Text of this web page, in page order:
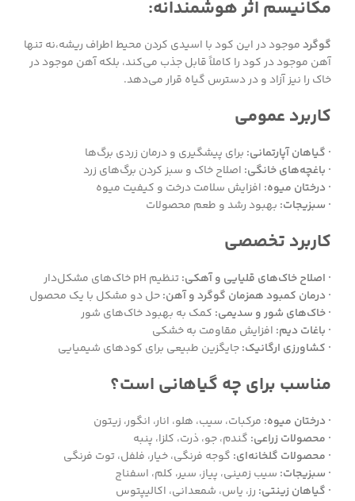
مکانیسم اثر هوشمندانه:
گوگردموجود در این کود با اسیدی کردن محیط اطراف ریشه،نه تنها
آهن موجود در کود را کاملاً قابل جذب می‌کند، بلکه آهن موجود در
خاک را نیز آزاد و در دسترس گیاه قرار می‌دهد.
کاربرد عمومی
· گیاهان آپارتمانی: برای پیشگیری و درمان زردی برگ‌ها
· باغچه‌های خانگی: اصلاح خاک و سبز کردن برگ‌های زرد
· درختان میوه: افزایش سلامت درخت و کیفیت میوه
· سبزیجات: بهبود رشد و طعم محصولات
کاربرد تخصصی
· اصلاح خاک‌های قلیایی و آهکی:تنظیم pH خاک‌های مشکل‌دار
· درمان کمبود همزمان گوگرد و آهن:حل دو مشکل با یک محصول
· خاک‌های شور و سدیمی: کمک به بهبود خاک‌های شور
· باغات دیم: افزایش مقاومت به خشکی
· کشاورزی ارگانیک:جایگزین طبیعی برای کودهای شیمیایی
مناسب برای چه گیاهانی است؟
· درختان میوه: مرکبات، سیب، هلو، انار، انگور، زیتون
· محصولات زراعی: گندم، جو، ذرت، کلزا، پنبه
· محصولات گلخانه‌ای: گوجه فرنگی، خیار، فلفل، توت فرنگی
· سبزیجات: سیب زمینی، پیاز، سیر، کلم، اسفناج
· گیاهان زینتی: رز، یاس، شمعدانی، اکالیپتوس